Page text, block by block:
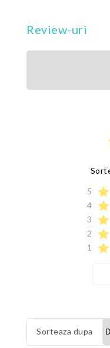
Review-uri
5 star
4 star
3
star
2
star
1
star
Sorteaza dupa